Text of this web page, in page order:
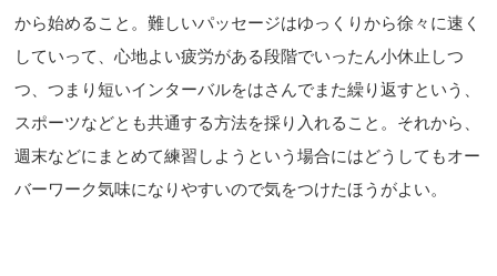
から始めること。難しいパッセージはゆっくりから徐々に速く
していって、心地よい疲労がある段階でいったん小休止しつ
つ、つまり短いインターバルをはさんでまた繰り返すという、
スポーツなどとも共通する方法を採り入れること。それから、
週末などにまとめて練習しようという場合にはどうしてもオー
バーワーク気味になりやすいので気をつけたほうがよい。